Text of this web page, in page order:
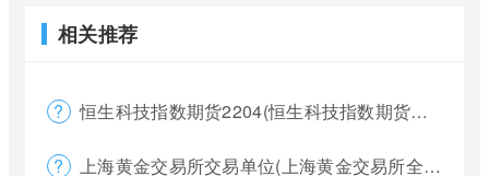
相关推荐
恒生科技指数期货2204(恒生科技指数期货夜盘)
上海黄金交易所交易单位(上海黄金交易所全称)